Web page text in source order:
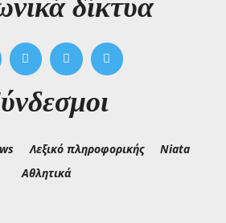
δίκτυα
Λεξικό πληροφορικής
Niata
Αθλητικά